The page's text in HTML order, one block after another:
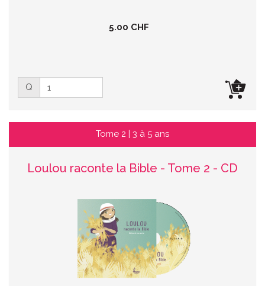
5.00 CHF
Q
Tome 2 | 3 à 5 ans
Loulou raconte la Bible - Tome 2 - CD